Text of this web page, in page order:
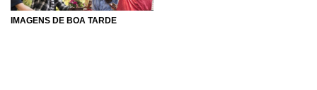
IMAGENS DE BOA TARDE